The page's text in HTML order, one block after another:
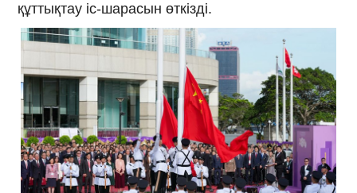
құттықтау іс-шарасын өткізді.